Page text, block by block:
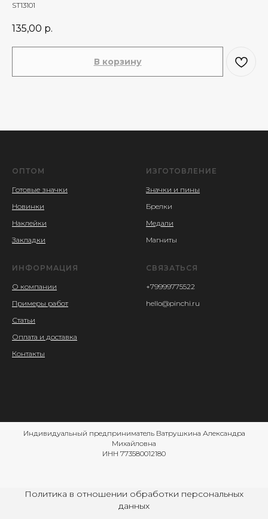
ST13101
135,00 р.
В корзину
ОПТОМ
Готовые значки
Новинки
Наклейки
Закладки
ИЗГОТОВЛЕНИЕ
Значки и пины
Брелки
Медали
Магниты
ИНФОРМАЦИЯ
О компании
Примеры работ
Статьи
Оплата и доставка
Контакты
СВЯЗАТЬСЯ
+79999775522
hello@pinchi.ru
Индивидуальный предприниматель Ватрушкина Александра
Михайловна
ИНН 773580012180
Политика в отношении обработки персональных
данных